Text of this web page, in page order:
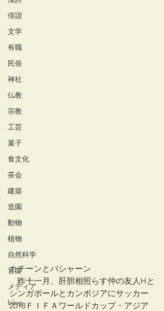
俳諧
文学
有職
民俗
神社
仏教
宗教
工芸
菓子
食文化
茶会
建築
造園
動物
植物
自然科学
音楽
メディア
blog
カチーンとバシャーン
昨十一月、肝胆相照らす仲の友人Hと
シンガポールとカンボジアにサッカー
2018ＦＩＦＡワールドカップ・アジア